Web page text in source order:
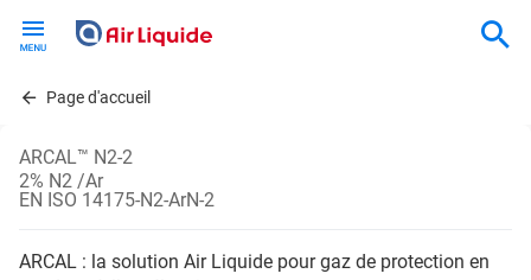
contentPage d'accueil
ARCAL™ N2-2
2% N2 /Ar
EN ISO 14175-N2-ArN-2
ARCAL : la solution Air Liquide pour gaz de protection en